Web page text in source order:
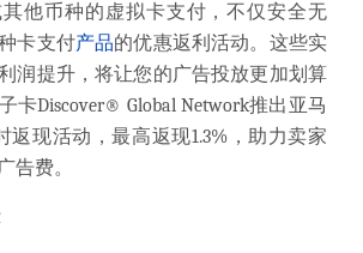
其他币种的虚拟卡支付，不仅安全无
卡支付产品的优惠返利活动。这些实
润提升，将让您的广告投放更加划算
卡Discover® Global Network推出亚马
返现活动，最高返现1.3%，助力卖家
告费。